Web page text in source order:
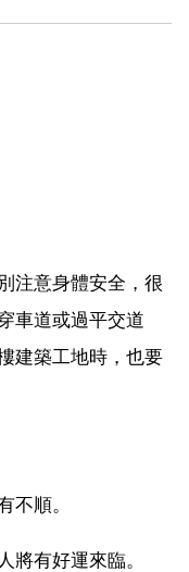
注意身體安全，很
車道或過平交道
建築工地時，也要
不順。
將有好運來臨。